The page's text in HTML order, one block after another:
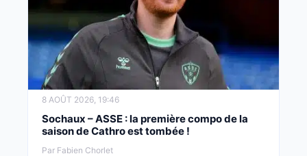
8 AOÛT 2026, 19:46
Sochaux – ASSE : la première compo de la
saison de Cathro est tombée !
Par Fabien Chorlet